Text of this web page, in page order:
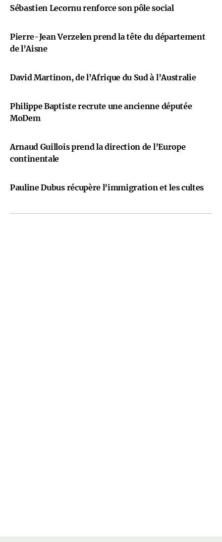
Sébastien Lecornu renforce son pôle social
Pierre-Jean Verzelen prend la tête du département
de l’Aisne
David Martinon, de l’Afrique du Sud à l’Australie
Philippe Baptiste recrute une ancienne députée
MoDem
Arnaud Guillois prend la direction de l’Europe
continentale
Pauline Dubus récupère l’immigration et les cultes